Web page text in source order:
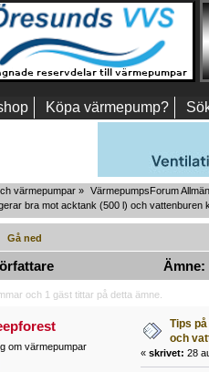
Köpa värmepump?
värmepumpar » VärmepumpsForum
bra mot acktank (500 l) och vattenburen
Gå ned
Ämne:
och 1 gäst tittar på detta ämne.
om värmepumpar
Tips
och
« skrivet: 28